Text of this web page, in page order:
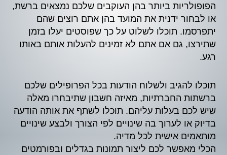
הפופולריות ביותר בהן העוקבים שלכם נמצאים ברשת,
או לבחור ידנית את המועד בהן אתם רוצים שהם
יתפרסמו. תוכלו לשלוט על כך שפוסטים יעלו בזמן
שתירצו, גם אם אתם לא זמינים להעלות אותם באותו
רגע.
תוכלו להגיב ולשלוח הודעות בכל הפרופילים שלכם
ברשתות החברתיות, מאיזה חשבון שתיבחרו מאלה
שיש לכם בעלות עליהם. תוכלו לשתף את אותה הודעה
בדיוק או לערוך בה שינויים לפי הצורך ולבצע שינויים
מותאמים אישית לכל מדיה.
הכלי מאפשר לכם ליצור תמונות בגדלים ובפורמטים